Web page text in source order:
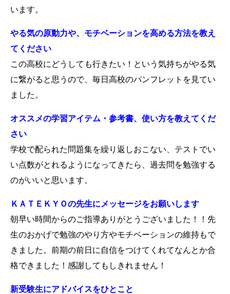
います。
やる気の原動力や、モチベーションを高める方法を教え
てください
この高校にどうしても行きたい！という気持ちがやる気
に繋がると思うので、毎日高校のパンフレットを見てい
ました。
オススメの学習アイテム・参考書、使い方を教えてくだ
さい
学校で配られた問題集を繰り返しおこない、テストでい
い点数がとれるようになってきたら、過去問を勉強する
のがいいと思います。
ＫＡＴＥＫＹＯの先生にメッセージをお願いします
朝早い時間からのご指導ありがとうございました！！先
生のおかげで勉強のやり方やモチベーションの維持もで
きました。前期の前日に自信をつけてくれてなんとか合
格できました！感謝してもしきれません！
新受験生にアドバイスをひとこと